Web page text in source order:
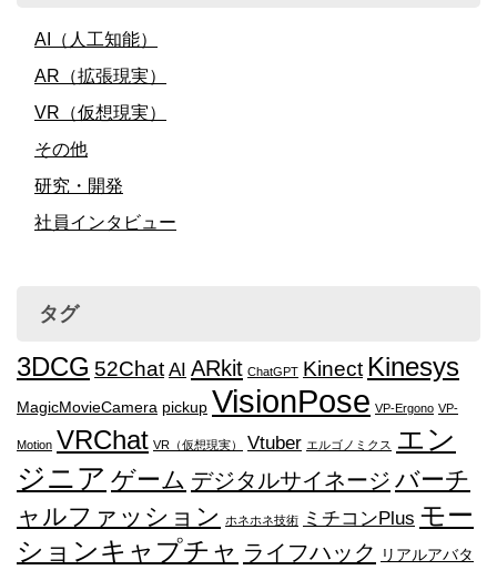
AI（人工知能）
AR（拡張現実）
VR（仮想現実）
その他
研究・開発
社員インタビュー
タグ
3DCG 52Chat AI ARkit ChatGPT Kinect Kinesys
MagicMovieCamera pickup VisionPose VP-Ergono VP-
Motion VRChat VR（仮想現実） Vtuber エルゴノミクス エン
ジニア ゲーム デジタルサイネージ バーチ
ャルファッション
ホネホネ技術 ミチコンPlus モー
ションキャプチャ ライフハック リアルアバタ